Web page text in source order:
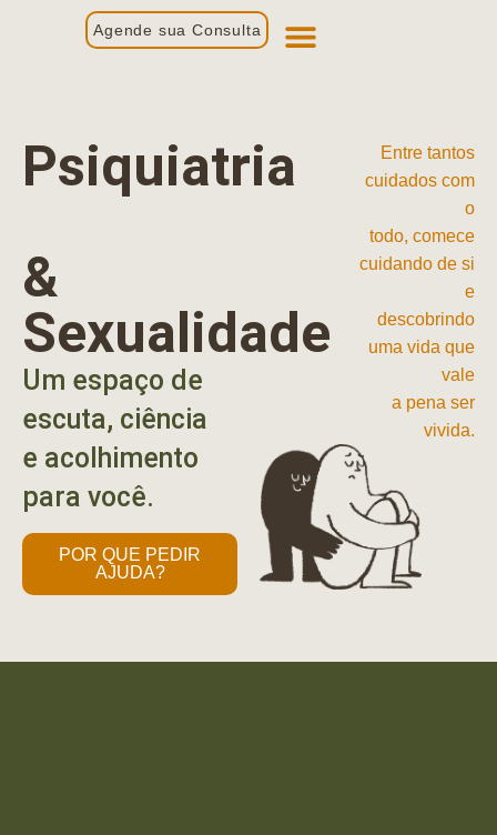
Agende sua Consulta
Psiquiatria
&
Sexualidade
Um espaço de
escuta, ciência
e acolhimento
para você.
POR QUE PEDIR
AJUDA?
Entre tantos
cuidados com
o
todo, comece
cuidando de si
e
descobrindo
uma vida que
vale
a pena ser
vivida.